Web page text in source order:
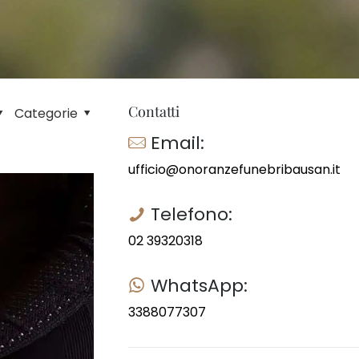
Categorie Contatti
Email:
ufficio@onoranzefunebribausan.it
Telefono:
02 39320318
WhatsApp:
3388077307